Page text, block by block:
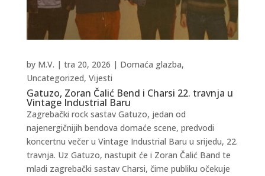
Gatuzo, Zoran Čalić Bend i Charsi 22. travnja u
Vintage Industrial Baru
by M.V. | tra 20, 2026 | Domaća glazba,
Uncategorized, Vijesti
Zagrebački rock sastav Gatuzo, jedan od
najenergičnijih bendova domaće scene, predvodi
koncertnu večer u Vintage Industrial Baru u srijedu, 22.
travnja. Uz Gatuzo, nastupit će i Zoran Čalić Band te
mladi zagrebački sastav Charsi, čime publiku očekuje